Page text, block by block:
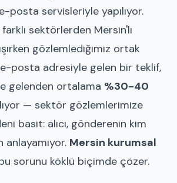
posta servisleriyle yapılıyor.
sektörlerden Mersin'lı
gözlemlediğimiz ortak
posta adresiyle gelen bir teklif,
gelenden ortalama %30-40
— sektör gözlemlerimize
basit: alıcı, gönderenin kim
anlayamıyor. Mersin kurumsal
bu sorunu köklü biçimde çözer.